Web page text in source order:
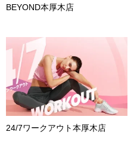
BEYOND本厚木店
24/7ワークアウト本厚木店